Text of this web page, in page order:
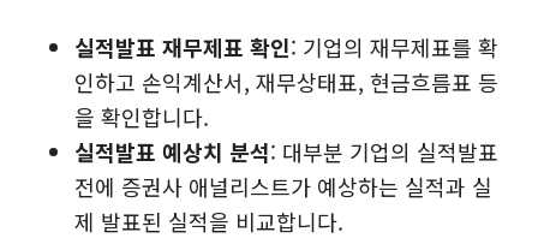
실적발표 재무제표 확인: 기업의 재무제표를 확
인하고 손익계산서, 재무상태표, 현금흐름표 등
을 확인합니다.
실적발표 예상치 분석: 대부분 기업의 실적발표
전에 증권사 애널리스트가 예상하는 실적과 실
제 발표된 실적을 비교합니다.